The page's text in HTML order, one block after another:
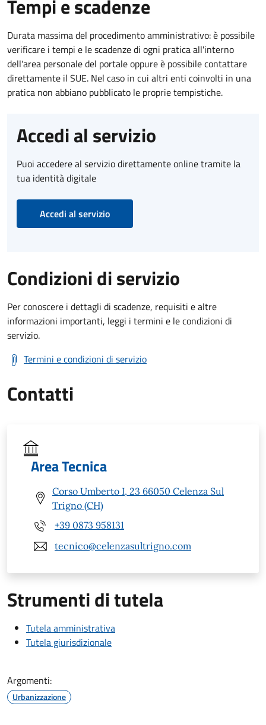
Tempi e scadenze
Durata massima del procedimento amministrativo: è possibile
verificare i tempi e le scadenze di ogni pratica all'interno
dell'area personale del portale oppure è possibile contattare
direttamente il SUE. Nel caso in cui altri enti coinvolti in una
pratica non abbiano pubblicato le proprie tempistiche.
Accedi al servizio
Puoi accedere al servizio direttamente online tramite la
tua identità digitale
Accedi al servizio
Condizioni di servizio
Per conoscere i dettagli di scadenze, requisiti e altre
informazioni importanti, leggi i termini e le condizioni di
servizio.
Termini e condizioni di servizio
Contatti
Area Tecnica
Corso Umberto I, 23 66050 Celenza Sul
Trigno (CH)
+39 0873 958131
tecnico@celenzasultrigno.com
Strumenti di tutela
Tutela amministrativa
Tutela giurisdizionale
Argomenti:
Urbanizzazione